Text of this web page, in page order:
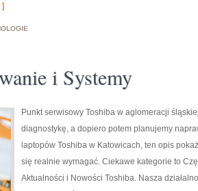
i Systemy
Punkt serwisowy Toshiba w aglomeracji
diagnostykę, a dopiero potem planujemy
laptopów Toshiba w Katowicach, ten opis
się realnie wymagać. Ciekawe kategorie to
Aktualności i Nowości Toshiba. Nasza